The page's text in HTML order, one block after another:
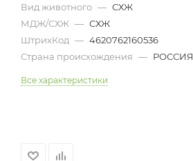
Вид животного — СХЖ
МДЖ/СХЖ — СХЖ
ШтрихКод — 4620762160536
Страна происхождения — РОССИЯ
Все характеристики